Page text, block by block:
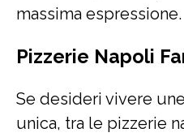
massima espressione.
Pizzerie Napoli
Se desideri vivere
unica, tra le pizzerie